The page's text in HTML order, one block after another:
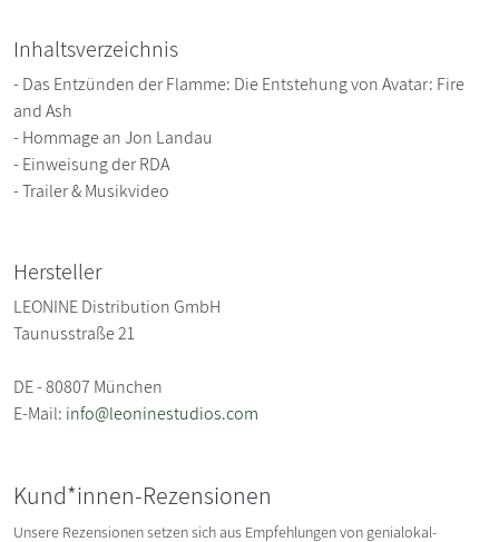
Inhaltsverzeichnis
- Das Entzünden der Flamme: Die Entstehung von Avatar: Fire
and Ash
- Hommage an Jon Landau
- Einweisung der RDA
- Trailer & Musikvideo
Hersteller
LEONINE Distribution GmbH
Taunusstraße 21
DE - 80807 München
E-Mail: info@leoninestudios.com
Kund*innen-Rezensionen
Unsere Rezensionen setzen sich aus Empfehlungen von genialokal-